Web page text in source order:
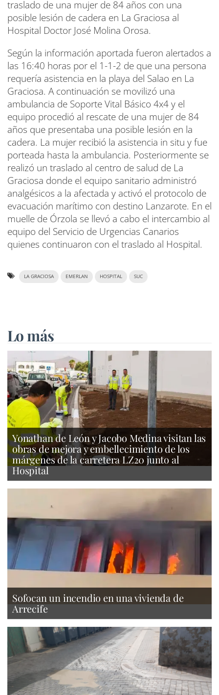
traslado de una mujer de 84 años con una
posible lesión de cadera en La Graciosa al
Hospital Doctor José Molina Orosa.
Según la información aportada fueron alertados a
las 16:40 horas por el 1-1-2 de que una persona
requería asistencia en la playa del Salao en La
Graciosa. A continuación se movilizó una
ambulancia de Soporte Vital Básico 4x4 y el
equipo procedió al rescate de una mujer de 84
años que presentaba una posible lesión en la
cadera. La mujer recibió la asistencia in situ y fue
porteada hasta la ambulancia. Posteriormente se
realizó un traslado al centro de salud de La
Graciosa donde el equipo sanitario administró
analgésicos a la afectada y activó el protocolo de
evacuación marítimo con destino Lanzarote. En el
muelle de Órzola se llevó a cabo el intercambio al
equipo del Servicio de Urgencias Canarios
quienes continuaron con el traslado al Hospital.
LA GRACIOSA EMERLAN HOSPITAL SUC
Lo más
Yonathan de León y Jacobo Medina visitan las
obras de mejora y embellecimiento de los
márgenes de la carretera LZ20 junto al
Hospital
Sofocan un incendio en una vivienda de
Arrecife